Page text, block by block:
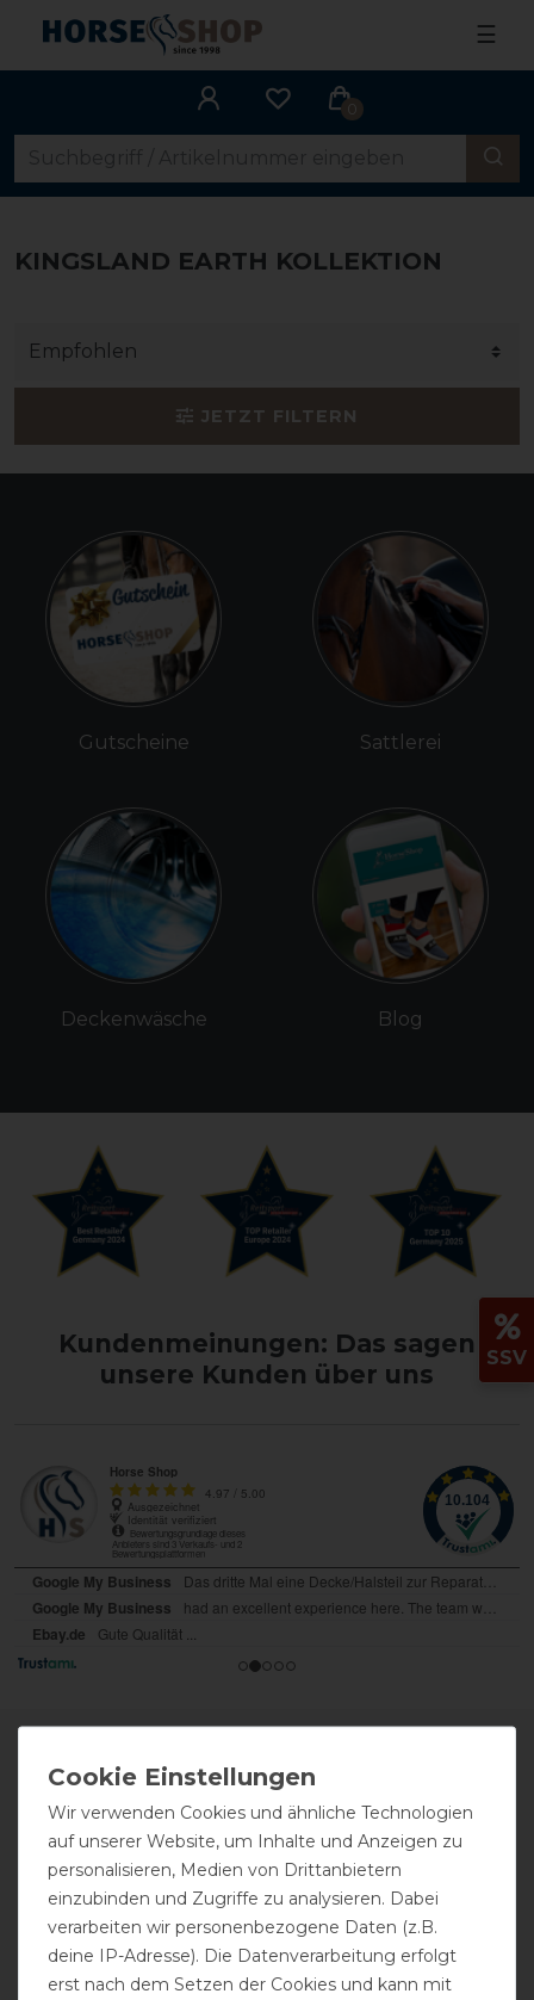
☰
0
KINGSLAND EARTH KOLLEKTION
JETZT FILTERN
Gutscheine
Deckenwäsche
Sattlerei
Blog
Kundenmeinungen: Das sagen
unsere Kunden über uns
SERVICE
GRÖSSENTABELLE
BESTICKUNG
SATTLEREI
SSV
Wir verwenden Cookies und ähnliche Technologien
auf unserer Website, um Inhalte und Anzeigen zu
personalisieren, Medien von Drittanbietern
einzubinden und Zugriffe zu analysieren. Dabei
verarbeiten wir personenbezogene Daten (z.B.
deine IP-Adresse). Die Datenverarbeitung erfolgt
erst nach dem Setzen der Cookies und kann mit